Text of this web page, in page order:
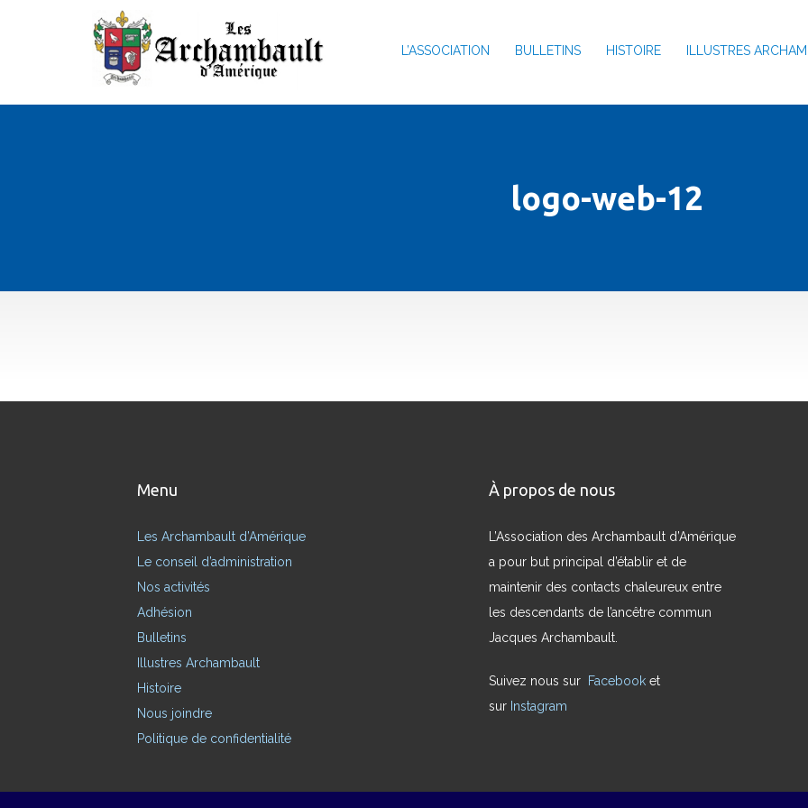
L’ASSOCIATION BULLETINS HISTOIRE ILLUSTRES
logo-web-12
Menu
Les Archambault d’Amérique
Le conseil d’administration
Nos activités
Adhésion
Bulletins
Illustres Archambault
Histoire
Nous joindre
Politique de confidentialité
À propos de nous
L’Association des Archambault d’Amérique
a pour but principal d’établir et de
maintenir des contacts chaleureux entre
les descendants de l’ancêtre commun
Jacques Archambault.
Suivez nous sur Facebook et
sur Instagram